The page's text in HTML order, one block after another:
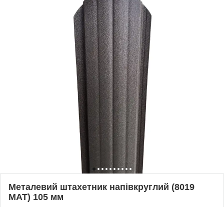
Металевий штахетник напівкруглий (8019
МАТ) 105 мм